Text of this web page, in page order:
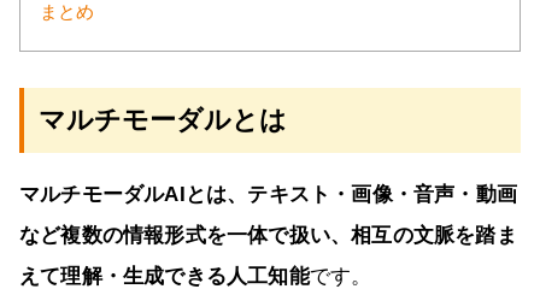
まとめ
マルチモーダルとは
マルチモーダルAIとは、テキスト・画像・音声・動画
など複数の情報形式を一体で扱い、相互の文脈を踏ま
えて理解・生成できる人工知能です。